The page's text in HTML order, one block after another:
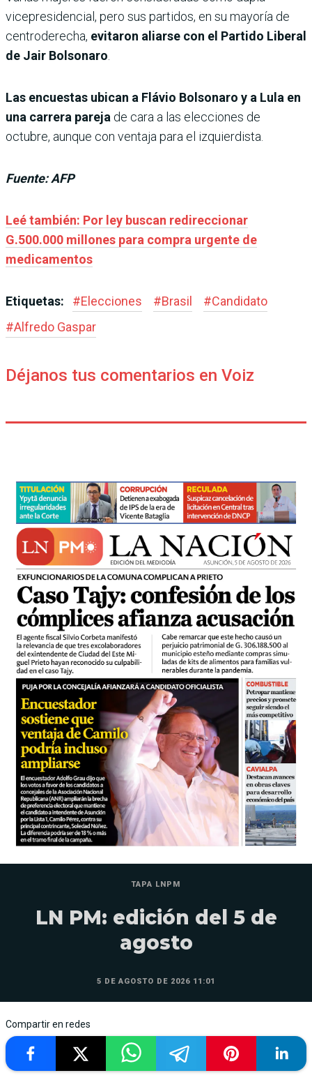
vicepresidencial, pero sus partidos, en su mayoría de
centroderecha, evitaron aliarse con el Partido Liberal
de Jair Bolsonaro
Las encuestas ubican a Flávio Bolsonaro y a Lula en
una carrera pareja de cara a las elecciones de
octubre, aunque con ventaja para el izquierdista.
Fuente: AFP
Leé también: Por ley buscan redireccionar
G.500.000 millones para compra urgente de
medicamentos
Etiquetas: #Elecciones #Brasil #Candidato
#Alfredo Gaspar
Déjanos tus comentarios en Voiz
TAPA LNPM
LN PM: edición del 5 de
agosto
5 DE AGOSTO DE 2026 11:01
Compartir en redes